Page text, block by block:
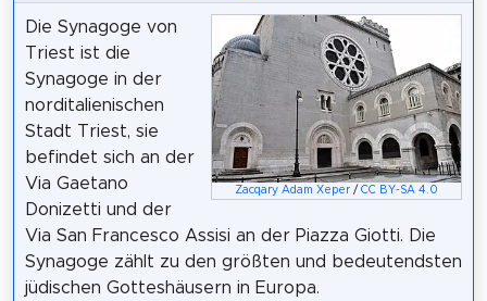
Zacqary Adam Xeper /CC BY-SA 4.0
Die Synagoge von
Triest ist die
Synagoge in der
norditalienischen
Stadt Triest, sie
befindet sich an der
Via Gaetano
Donizetti und der
Via San Francesco Assisi an der Piazza Giotti. Die
Synagoge zählt zu den größten und bedeutendsten
jüdischen Gotteshäusern in Europa.